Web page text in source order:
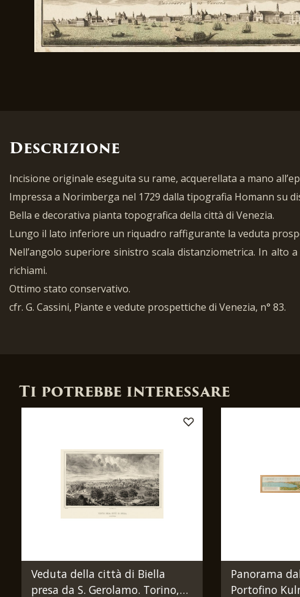
Descrizione
Incisione originale eseguita su rame, acquerellata a mano
Impressa a Norimberga nel 1729 dalla tipografia Homann su
Bella e decorativa pianta topografica della città di Venezia.
Lungo il lato inferiore un riquadro raffigurante la veduta
Nell’angolo superiore sinistro scala distanziometrica. In
richiami.
Ottimo stato conservativo.
cfr. G. Cassini, Piante e vedute prospettiche di Venezia, n° 83.
Ti potrebbe interessare
Veduta della città di Biella
presa da S. Gerolamo. Torino,
Panorama
Portofino